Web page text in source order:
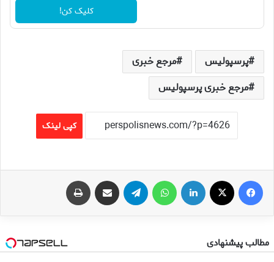
کلیک کن!
پرسپولیس
مرجع خبری
مرجع خبری پرسپولیس
کپی لینک
فیس بوک لینکدین تلگرام اشتراک گذاری از طریق ایمیل
مطالب پیشنهادی